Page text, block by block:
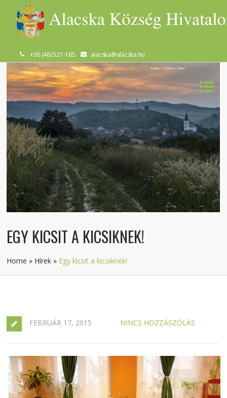
+36 (48) 521-165 alacska@alacska.hu
Fotók: Csontos Csaba
EGY KICSIT A KICSIKNEK!
Home » Hírek » Egy kicsit a kicsiknek!
FEBRUÁR 17, 2015 NINCS HOZZÁSZÓLÁS